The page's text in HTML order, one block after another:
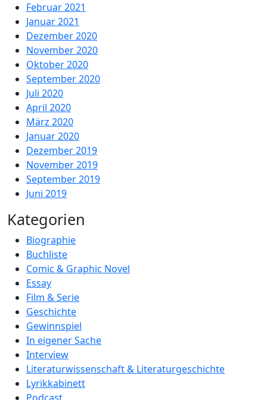
Februar 2021
Januar 2021
Dezember 2020
November 2020
Oktober 2020
September 2020
Juli 2020
April 2020
März 2020
Januar 2020
Dezember 2019
November 2019
September 2019
Juni 2019
Kategorien
Biographie
Buchliste
Comic & Graphic Novel
Essay
Film & Serie
Geschichte
Gewinnspiel
In eigener Sache
Interview
Literaturwissenschaft & Literaturgeschichte
Lyrikkabinett